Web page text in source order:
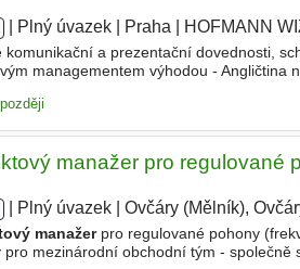
Plný úvazek Praha HOFMANN
komunikační a prezentační dovednosti,
managementem výhodou -
manažer pro regulované
Plný úvazek Ovčáry (Mělník),
manažerpro regulované pohony
pro mezinárodní obchodní tým - společně